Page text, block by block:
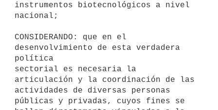
instrumentos biotecnológicos a nivel
nacional;
CONSIDERANDO: que en el
desenvolvimiento de esta verdadera
política
sectorial es necesaria la
articulación y la coordinación de las
actividades de diversas personas
públicas y privadas, cuyos fines se